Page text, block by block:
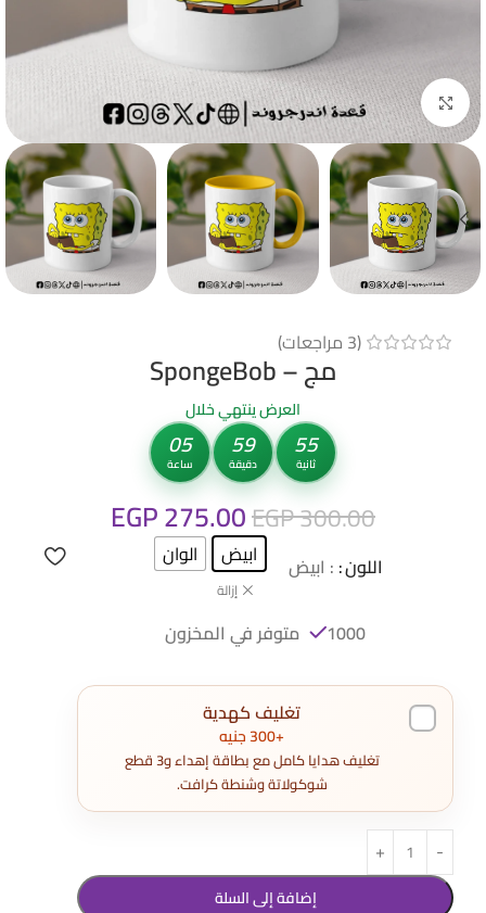
Click to enlarge
(
3 مراجعات)
مج – SpongeBob
العرض ينتهي خلال
05
ساعة
59
دقيقة
55
ثانية
EGP300.00
EGP275.00
اللون : ابيض ابيض الوان
إزالة
1000 متوفر في المخزون
تغليف كهدية
+300 جنيه
تغليف هدايا كامل مع بطاقة إهداء و3 قطع
شوكولاتة وشنطة كرافت.
إضافة إلى السلة